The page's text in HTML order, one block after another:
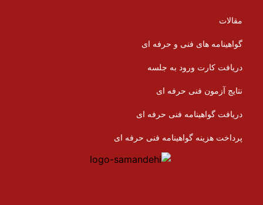
مقالات
گواهینامه های فنی و حرفه ای
دریافت کارت ورود به جلسه
نتایج آزمون فنی حرفه ای
دریافت گواهینامه فنی حرفه ای
پرداخت هزینه گواهینامه فنی حرفه ای